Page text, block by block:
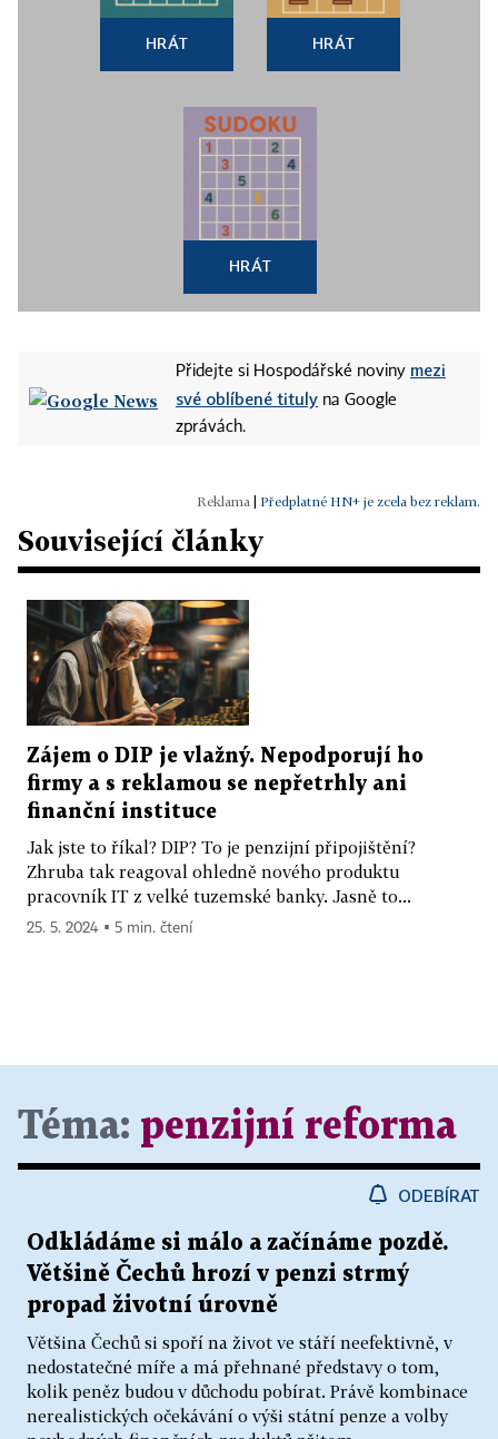
HRÁT HRÁT
HRÁT
Přidejte si Hospodářské noviny mezi
své oblíbené tituly na Google
zprávách.
Předplatné HN+ je zcela bez reklam.
Související články
Zájem o DIP je vlažný. Nepodporují ho
firmy a s reklamou se nepřetrhly ani
finanční instituce
Jak jste to říkal? DIP? To je penzijní připojištění?
Zhruba tak reagoval ohledně nového produktu
pracovník IT z velké tuzemské banky. Jasně to...
25. 5. 2024 ▪ 5 min. čtení
Téma: penzijní reforma
ODEBÍRAT
Odkládáme si málo a začínáme pozdě.
Většině Čechů hrozí v penzi strmý
propad životní úrovně
Většina Čechů si spoří na život ve stáří neefektivně, v
nedostatečné míře a má přehnané představy o tom,
kolik peněz budou v důchodu pobírat. Právě kombinace
nerealistických očekávání o výši státní penze a volby